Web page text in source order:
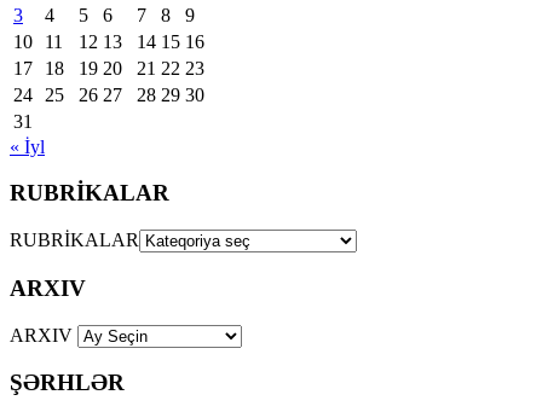
3
4 5 6 7 8
9
10
11 12 13 14 15 16
17
18 19 20 21 22 23
24
25 26 27 28 29 30
31
« İyl
RUBRİKALAR
RUBRİKALAR
ARXIV
ARXIV
ŞƏRHLƏR